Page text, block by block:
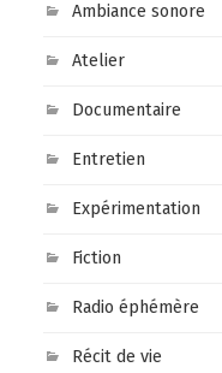
Ambiance sonore
Atelier
Documentaire
Entretien
Expérimentation
Fiction
Radio éphémère
Récit de vie